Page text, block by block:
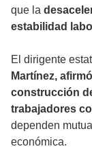
que la
estabilidad
El dirigente
Martínez,
construcción
trabajadores
dependen
económica.